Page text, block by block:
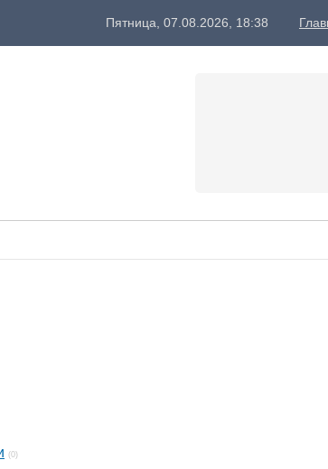
Пятница, 07.08.2026, 18:38
(0)